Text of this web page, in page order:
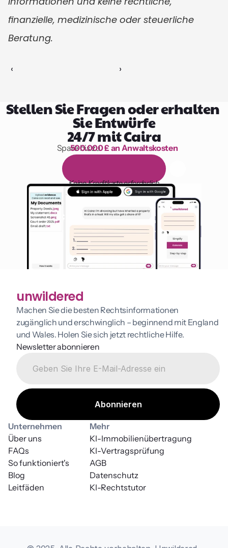
finanzielle, medizinische oder steuerliche
Beratung.
‹ ›
Stellen Sie Fragen oder erhalten
Sie Entwürfe
24/7 mit Caira
1.000 Stunden Lesen
Spare bis zu
500.000 £ an Anwaltskosten
äg on
Keine Kreditkarte erforderlich
unwildered
Machen Sie die besten Rechtsinformationen
zugänglich und erschwinglich – beginnend mit England
und Wales. Holen Sie sich jetzt rechtliche Hilfe.
Newsletter abonnieren
Unternehmen
Über uns
FAQs
So funktioniert's
Blog
Leitfäden
Mehr
AGB
KI-Vertragsprüfung
KI-Rechtstutor
Datenschutz
KI-Immobilienübertragung